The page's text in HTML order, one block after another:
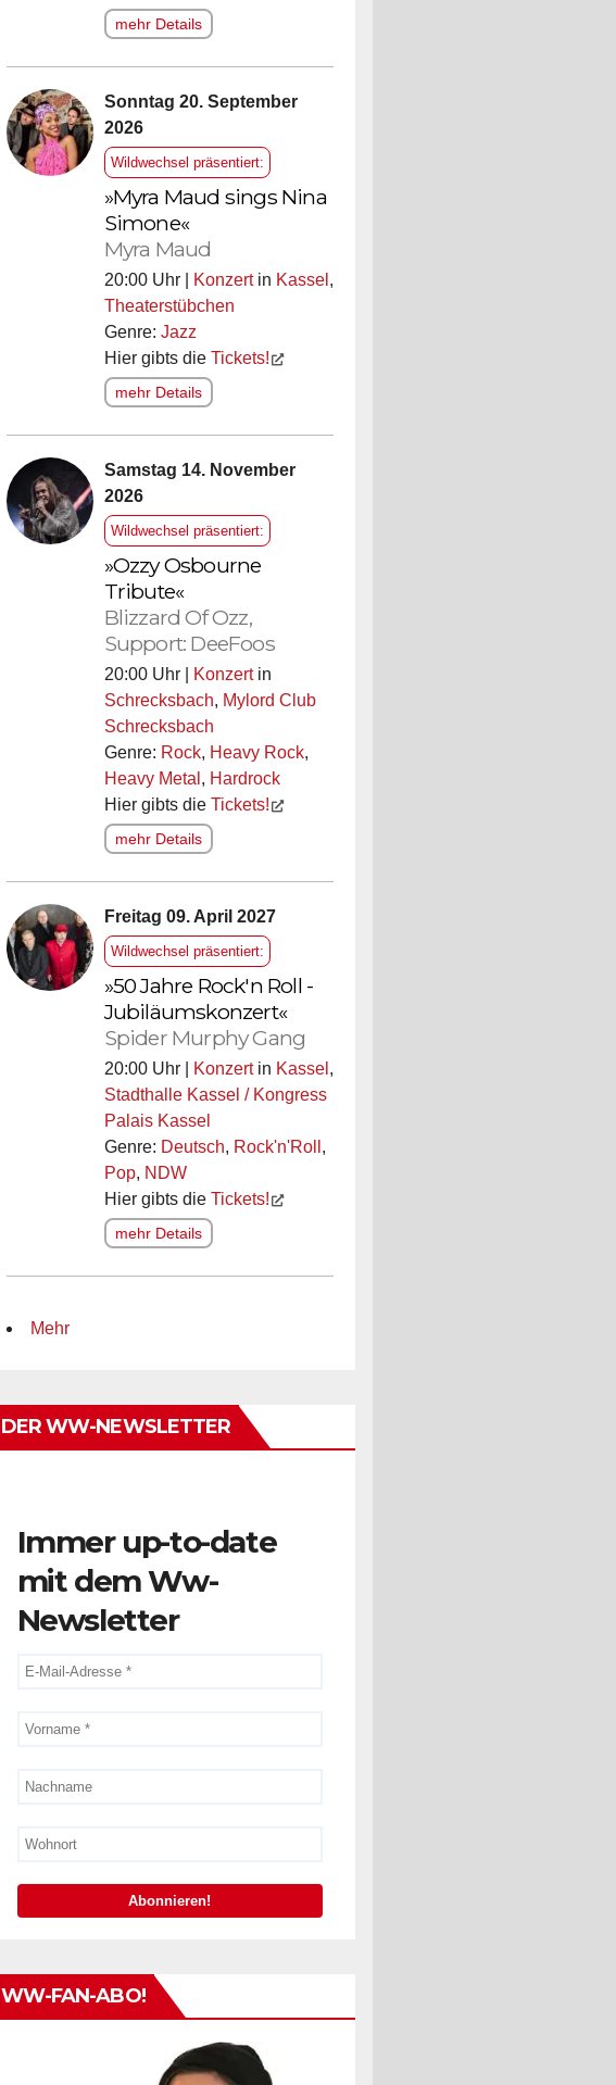
mehr Details
Sonntag 20. September
2026
Wildwechsel präsentiert:
»Myra Maud sings Nina
Simone«
Myra Maud
20:00 Uhr | Konzertin Kassel ,
Theaterstübchen
Genre: Jazz
Hier gibts die Tickets!
mehr Details
Samstag 14. November
2026
Wildwechsel präsentiert:
»Ozzy Osbourne
Tribute«
Blizzard Of Ozz,
Support: DeeFoos
20:00 Uhr | Konzertin
Schrecksbach, Mylord Club
Schrecksbach
Genre: Rock, Heavy Rock,
Heavy Metal , Hardrock
Hier gibts die Tickets!
mehr Details
Freitag 09. April 2027
Wildwechsel präsentiert:
»50 Jahre Rock'n Roll -
Jubiläumskonzert«
Spider Murphy Gang
20:00 Uhr | Konzertin Kassel ,
Stadthalle Kassel / Kongress
Palais Kassel
Genre: Deutsch, Rock'n'Roll ,
Pop, NDW
Hier gibts die Tickets!
mehr Details
Mehr
DER WW-NEWSLETTER
Immer up-to-date
mit dem Ww-
Newsletter
WW-FAN-ABO!